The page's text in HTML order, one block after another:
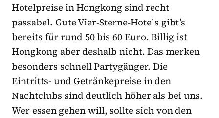
Hotelpreise in Hongkong sind recht
passabel. Gute Vier-Sterne-Hotels gibt’s
bereits für rund 50 bis 60 Euro. Billig ist
Hongkong aber deshalb nicht. Das merken
besonders schnell Partygänger. Die
Eintritts- und Getränkepreise in den
Nachtclubs sind deutlich höher als bei uns.
Wer essen gehen will, sollte sich von den